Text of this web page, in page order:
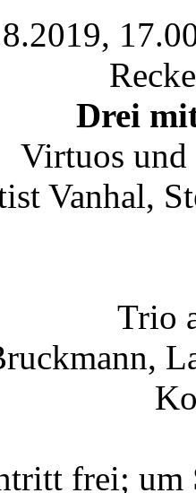
Drei
Virtuos und
Vanhal,
Trio
frei; um